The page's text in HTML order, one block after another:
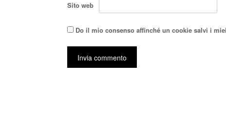
Sito web
Do il mio consenso affinché un cookie salvi i